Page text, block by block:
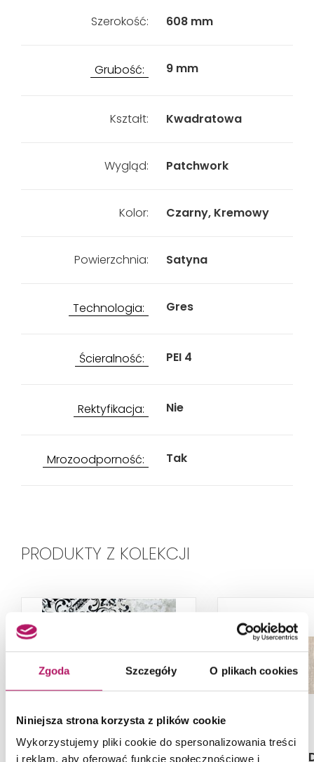
Zgoda Szczegóły O plikach cookies
Niniejsza strona korzysta z plików cookie
Wykorzystujemy pliki cookie do spersonalizowania treści
i reklam, aby oferować funkcje społecznościowe i
Szerokość: 608 mm
Grubość: 9 mm
Kształt: Kwadratowa
Wygląd: Patchwork
Kolor: Czarny, Kremowy
Powierzchnia: Satyna
Technologia: Gres
Ścieralność: PEI 4
Rektyfikacja: Nie
Mrozoodporność: Tak
PRODUKTY Z KOLEKCJI
Absolut Keramika Azario Sonic